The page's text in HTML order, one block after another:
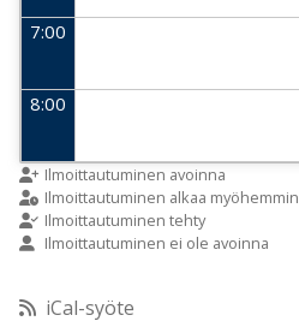
7:00
8:00
9:00
10:00
11:00
Ilmoittautuminen avoinna
Ilmoittautuminen alkaa myöhemmin
Ilmoittautuminen tehty
Ilmoittautuminen ei ole avoinna
iCal-syöte